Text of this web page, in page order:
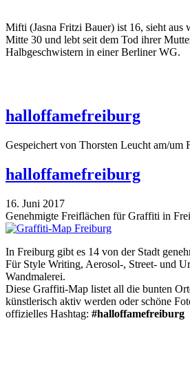
Mifti (Jasna Fritzi Bauer) ist 16, sieht aus
Mitte 30 und lebt seit dem Tod ihrer
Halbgeschwistern in einer Berliner WG.
halloffamefreiburg
Gespeichert von Thorsten Leucht am/um
halloffamefreiburg
16. Juni 2017
Genehmigte Freiflächen für Graffiti in
In Freiburg gibt es 14 von der Stadt
Für Style Writing, Aerosol-, Street- und
Wandmalerei.
Diese Graffiti-Map listet all die bunten
künstlerisch aktiv werden oder schöne
offizielles Hashtag: #halloffamefreiburg